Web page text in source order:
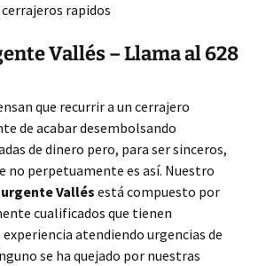
rapidos
Vallés – Llama al 628
que recurrir a un cerrajero
de acabar desembolsando
de dinero pero, para ser sinceros,
no perpetuamente es así. Nuestro
Vallés está compuesto por
cualificados que tienen
atendiendo urgencias de
se ha quejado por nuestras